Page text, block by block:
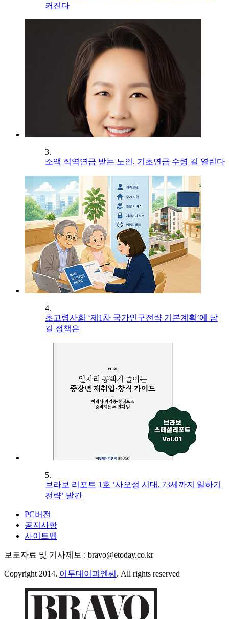
커진다
3.
소액 직역연금 받는 노인, 기초연금 수령 길 열린다
4.
초고령사회 ‘제1차 국가인구전략 기본계획’에 담
길 정책은
5.
브라보 리포트 1호 ‘사오정 시대, 73세까지 일하기
전략’ 발간
PC버전
공지사항
사이트맵
보도자료 및 기사제보 : bravo@etoday.co.kr
Copyright 2014. 이투데이피엔씨 . All rights reserved